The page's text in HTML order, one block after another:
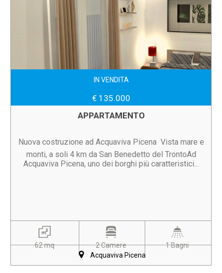
IN VENDITA
€ 135.000
APPARTAMENTO
Nuova costruzione ad Acquaviva Picena  Vista mare e
monti, a soli 4 km da San Benedetto del TrontoAd
Acquaviva Picena, uno dei borghi più caratteristici...
62 mq 2 Camere
1 Bagni
Acquaviva Picena